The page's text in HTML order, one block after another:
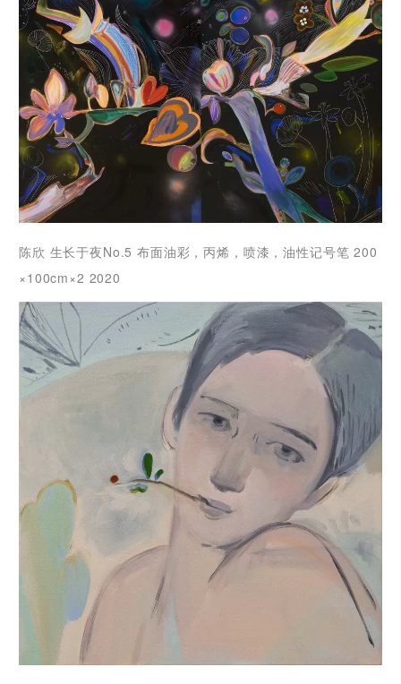
陈欣 ⽣⻓于夜No.5 布面油彩，丙烯，喷漆，油性记号笔 200
×100cm×2 2020